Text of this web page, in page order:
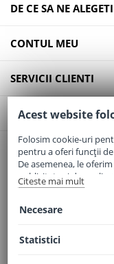
DE CE SA NE ALEGETI
CONTUL MEU
SERVICII CLIENTI
CONTACT
Email:
Telefon:0745-964-449
Adresa:Sos. Borsului,
Acest website
Folosim cookie-uri
pentru a oferi funcții
De asemenea, le
publicitate și de
folosiți site-ul nostru.
Citeste mai mult
Necesare
Statistici